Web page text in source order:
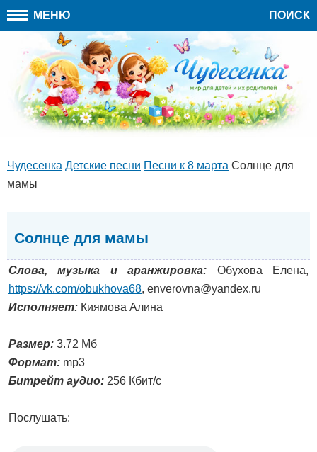
МЕНЮ ПОИСК
Чудесенка Детские песни Песни к 8 марта Солнце для
мамы
Солнце для мамы
Слова, музыка и аранжировка: Обухова Елена,
https://vk.com/obukhova68, enverovna@yandex.ru
Исполняет: Киямова Алина
Размер: 3.72 Мб
Формат: mp3
Битрейт аудио: 256 Кбит/с
Послушать: